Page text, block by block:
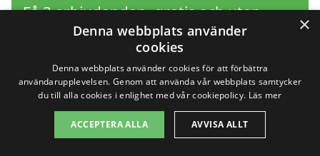
Få 3 erbjudanden, gratis och utan
förpliktelser
Sök efter en
×
Denna webbplats använder
cookies
Denna webbplats använder cookies för att förbättra
användarupplevelsen. Genom att använda vår webbplats samtycker
du till alla cookies i enlighet med vår cookiepolicy. Läs mer
ACCEPTERA ALLA AVVISA ALLT